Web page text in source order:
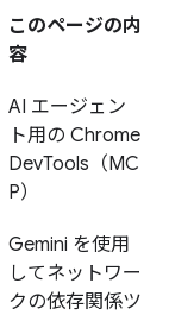
このページの内
容
AI エージェン
ト用の Chrome
DevTools（MC
P）
Gemini を使用
してネットワー
クの依存関係ツ